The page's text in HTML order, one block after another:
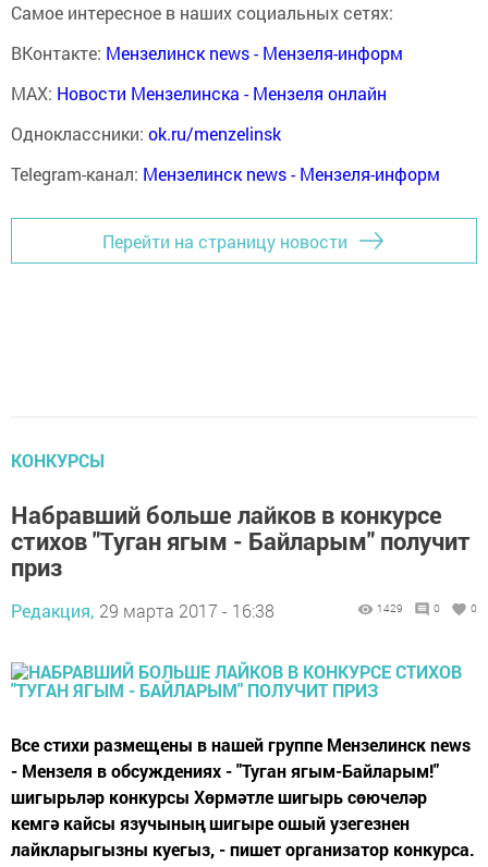
Самое интересное в наших социальных сетях:
ВКонтакте: Мензелинск news - Мензеля-информ
MAX: Новости Мензелинска - Мензеля онлайн
Одноклассники: ok.ru/menzelinsk
Telegram-канал: Мензелинск news - Мензеля-информ
Перейти на страницу новости
КОНКУРСЫ
Набравший больше лайков в конкурсе
стихов "Туган ягым - Байларым" получит
приз
Редакция, 29 марта 2017 - 16:38 1429 0 0
Все стихи размещены в нашей группе Мензелинск news
- Мензеля в обсуждениях - "Туган ягым-Байларым!"
шигырьләр конкурсы Хөрмәтле шигырь сөючеләр
кемгә кайсы язучының шигыре ошый узегезнен
лайкларыгызны куегыз, - пишет организатор конкурса.